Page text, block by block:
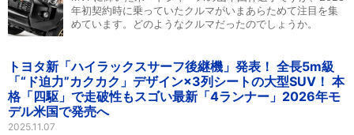
年初契約時に乗っていたクルマがいまあらためて注目を集
めています。どのようなクルマだったのでしょうか。
トヨタ新「ハイラックスサーフ後継機」発表！ 全長5m級
「“ド迫力”カクカク」デザイン×3列シートの大型SUV！ 本
格「四駆」で走破性もスゴい最新「4ランナー」2026年モ
デル米国で発売へ
2025.11.07